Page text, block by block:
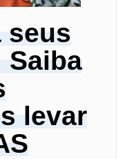
seus
Saiba
levar